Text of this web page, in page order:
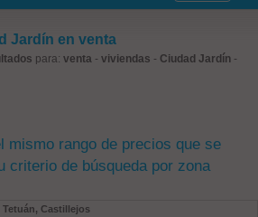
Jardín en venta
para: venta - viviendas - Ciudad Jardín -
mismo rango de precios que se
criterio de búsqueda por zona
Tetuán, Castillejos